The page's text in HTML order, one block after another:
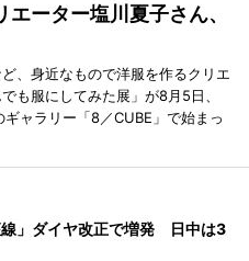
エーター塩川夏子さん、
、身近なもので洋服を作るクリエ
も服にしてみた展」が8月5日、
ャラリー「8／CUBE」で始まっ
」ダイヤ改正で増発 日中は3